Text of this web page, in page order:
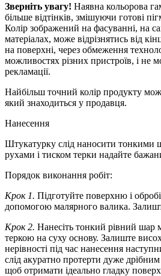
Зверніть увагу! Наявна кольорова
більше відтінків, змішуючи готові
Колір зображений на фасуванні, на
матеріалах, може відрізнятись від
на поверхні, через обмеження
можливостях різних пристроїв, і не
рекламації.
Найбільш точний колір продукту
який знаходиться у продавця.
Нанесення
Штукатурку слід наносити тонкими
рухами і тиском терки надайте
Порядок виконання робіт:
Крок 1. Підготуйте поверхню і
допомогою малярного валика.
Крок 2. Нанесіть тонкий рівний шар
теркою на суху основу. Залиште
нерівності під час нанесення
слід акуратно протерти дуже
щоб отримати ідеально гладку